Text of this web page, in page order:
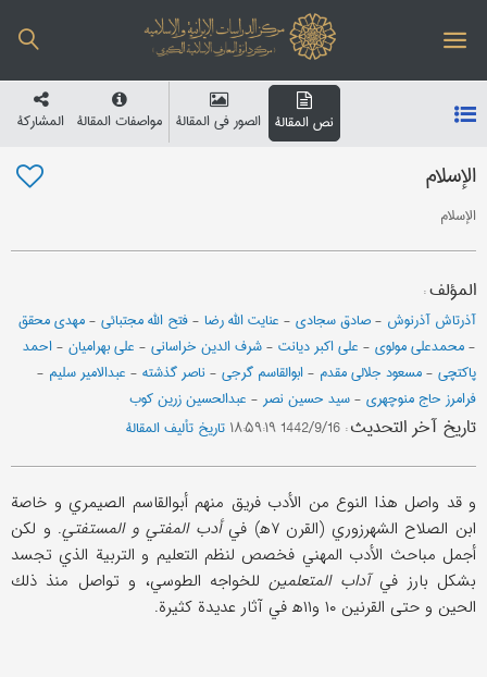
نص المقالة الصور في المقالة مواصفات المقالة المشارکة
الإسلام
الإسلام
المؤلف:
آذرتاش آذرنوش -صادق سجادی - عنایت الله رضا -فتح الله مجتبائي -مهدي محقق
-محمدعلي مولوي - علی اکبر دیانت -شرف الدین خراساني - علي بهرامیان -احمد
پاکتچی -مسعود جلالي مقدم -ابوالقاسم گرجی - ناصر گذشته - عبدالامیر سلیم -
فرامرز حاج منوچهری -سید حسین نصر - عبدالحسین زرین کوب
تاریخ آخر التحدیث: 1442/9/16 ۱۸:۵۹:۱۹ تاریخ تألیف المقالة
و قد واصل هذا النوع من الأدب فريق منهم أبو‌القاسم الصيمري و خاصة
ابن الصلاح الشهرزوري (القرن ۷ه‍) في
أدب المفتي و المستفتي. و لكن
أجمل مباحث الأدب المهني فخصص لنظم التعليم و التربية الذي تجسد
بشكل بارز فيآداب المتعلمين للخواجه الطوسي، و تواصل منذ ذلك
الحين و حتى القرنين ۱۰ و۱۱ه‍ في آثار عديدة كثيرة.